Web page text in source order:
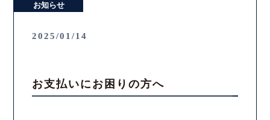
お知らせ
2025/01/14
お支払いにお困りの方へ